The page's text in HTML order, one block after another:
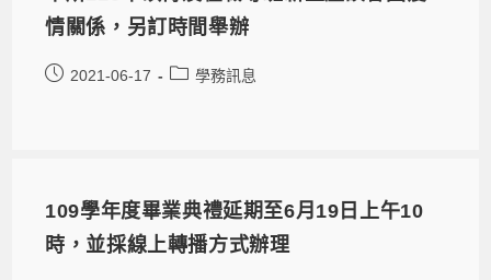
情關係，另訂時間舉辦
2021-06-17 學務訊息
109學年度畢業典禮延期至6月19日上午10
時，並採線上轉播方式辦理